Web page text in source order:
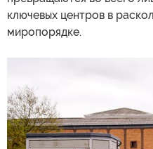
ключевых центров в
миропорядке.